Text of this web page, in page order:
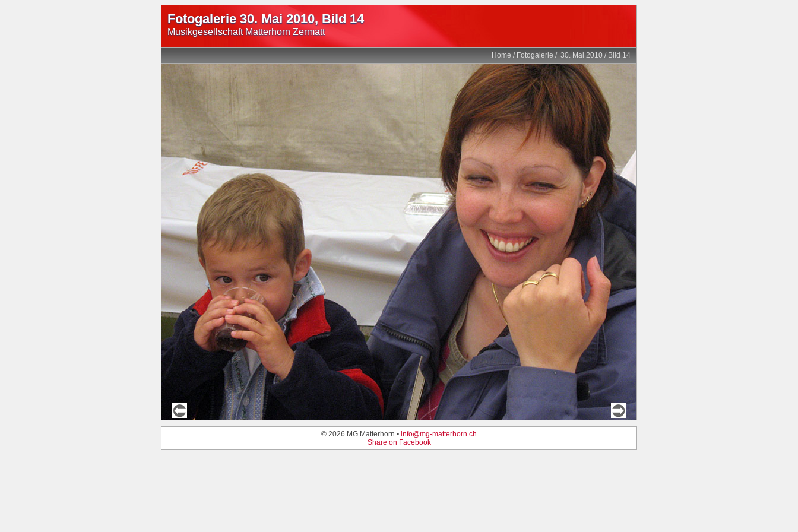
Fotogalerie 30. Mai 2010, Bild 14
Musikgesellschaft Matterhorn Zermatt
Home / Fotogalerie / 30. Mai 2010 / Bild 14
© 2026 MG Matterhorn • info@mg-matterhorn.ch
Share on Facebook